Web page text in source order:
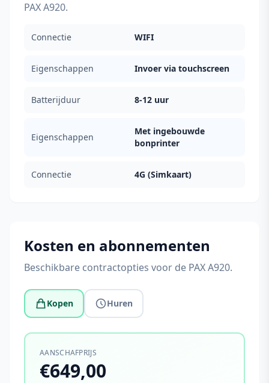
PAX A920.
Connectie WIFI
Eigenschappen Invoer via touchscreen
Batterijduur 8-12 uur
Eigenschappen
Met ingebouwde
bonprinter
Connectie 4G (Simkaart)
Kosten en abonnementen
Beschikbare contractopties voor de PAX A920.
Kopen Huren
AANSCHAFPRIJS
€649,00